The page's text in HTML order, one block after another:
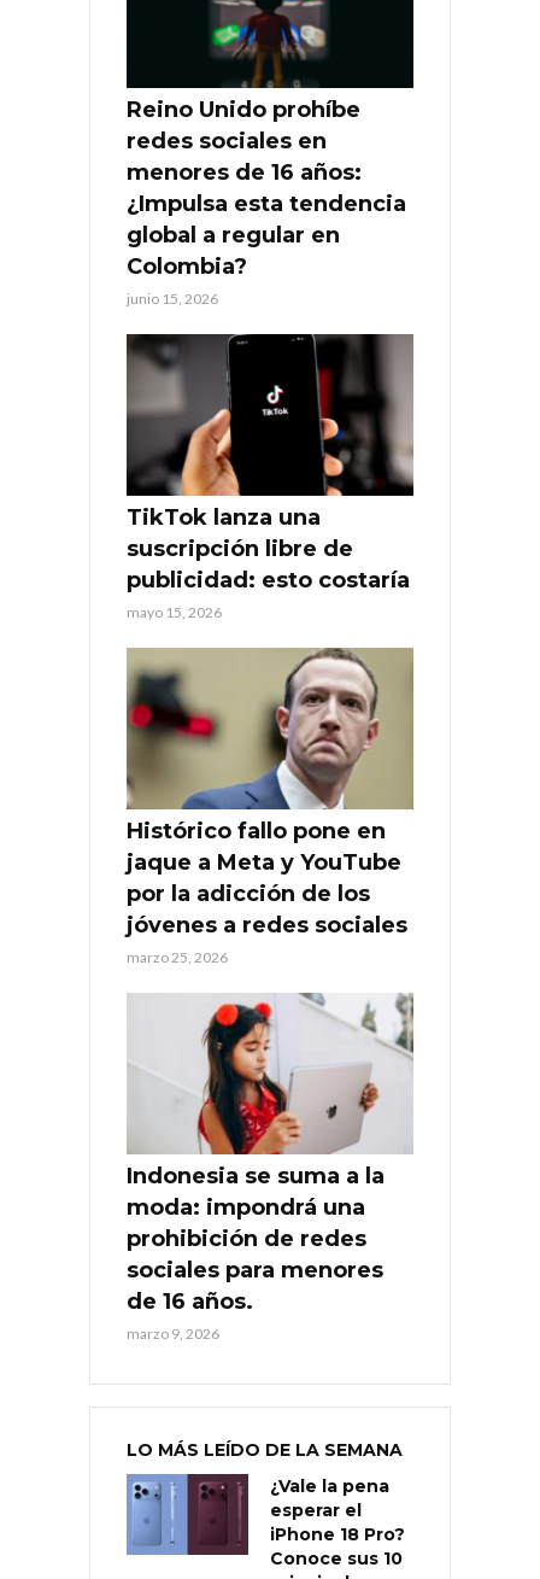
Reino Unido prohíbe
redes sociales en
menores de 16 años:
¿Impulsa esta tendencia
global a regular en
Colombia?
junio 15, 2026
TikTok lanza una
suscripción libre de
publicidad: esto costaría
mayo 15, 2026
Histórico fallo pone en
jaque a Meta y YouTube
por la adicción de los
jóvenes a redes sociales
marzo 25, 2026
Indonesia se suma a la
moda: impondrá una
prohibición de redes
sociales para menores
de 16 años.
marzo 9, 2026
LO MÁS LEÍDO DE LA SEMANA
¿Vale la pena
esperar el
iPhone 18 Pro?
Conoce sus 10